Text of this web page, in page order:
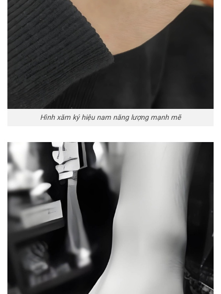
Hình xăm ký hiệu nam năng lượng mạnh mẽ